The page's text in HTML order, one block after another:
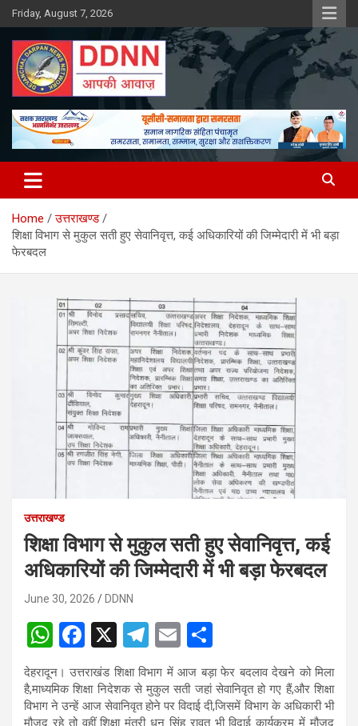
Skip
to
content
Friday, August 7, 2026
DDNN
Home
उत्तराखण्ड
शिक्षा विभाग से मुकुल सती हुए सेवानिवृत्त, कई अधिकारियों की जिम्मेदारी में भी बड़ा
फेरबदल
उत्तराखण्ड
शिक्षा विभाग से मुकुल सती हुए सेवानिवृत्त, कई
अधिकारियों की जिम्मेदारी में भी बड़ा फेरबदल
June 30, 2026 DDNN
W
h
at
s
F
a
ce
b
X
T
el
e
gr
E
m
ail
h
ar
e
देहरादून। उत्तराखंड शिक्षा विभाग में आज बड़ा फेर बदलाव देखने को मिला
है,माध्यमिक शिक्षा निदेशक से मुकुल सती जहां सेवानिवृत हो गए हैं,और शिक्षा
विभाग ने उन्हें आज सेवानिवृत होने पर विदाई दी,जिसमें विभाग के अधिकारी भी
मौजूद रहे तो वहीं शिक्षा मंत्री धन सिंह रावत भी विदाई कार्यक्रम में मौजूद